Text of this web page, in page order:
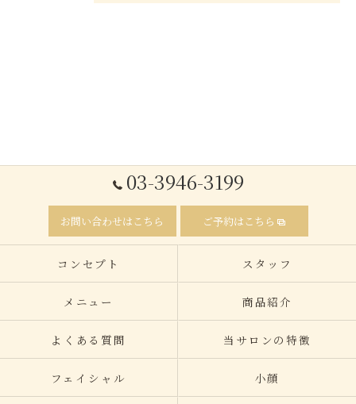
03-3946-3199
お問い合わせはこちら ご予約はこちら
コンセプト スタッフ
メニュー 商品紹介
よくある質問 当サロンの特徴
フェイシャル 小顔